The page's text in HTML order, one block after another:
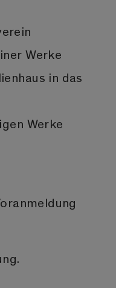
Werke
in das
Werke